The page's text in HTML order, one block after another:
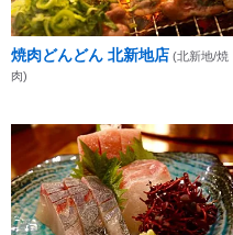
焼肉どんどん 北新地店 (北新地/焼
肉)